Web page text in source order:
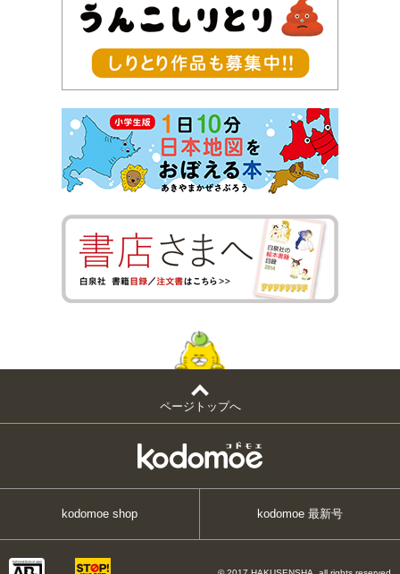
ページトップへ
kodomoe shop kodomoe 最新号